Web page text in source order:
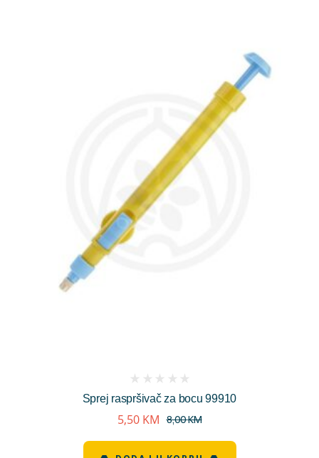
Sprej raspršivač za bocu 99910
reviews)
8,00KM
5,50 KM